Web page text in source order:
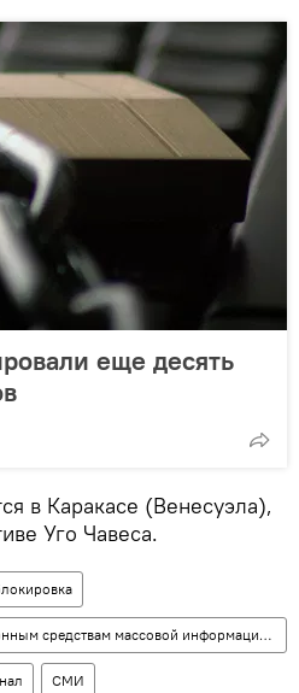
еще десять
в Каракасе (Венесуэла),
Уго Чавеса.
Национальный совет по электронным средствам массовой информации (НСЭСМИ)
СМИ